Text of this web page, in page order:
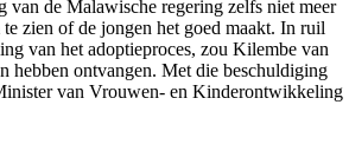
van de Malawische regering zelfs niet meer
zien of de jongen het goed maakt. In ruil
van het adoptieproces, zou Kilembe van
hebben ontvangen. Met die beschuldiging
van Vrouwen- en Kinderontwikkeling